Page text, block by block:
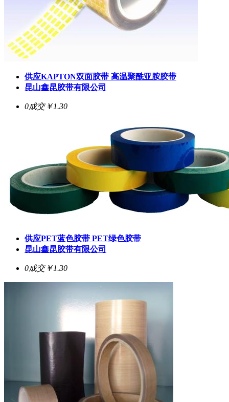
供应KAPTON双面胶带 高温聚酰亚胺胶带
昆山鑫昆胶带有限公司
0成交￥1.30
供应PET蓝色胶带 PET绿色胶带
昆山鑫昆胶带有限公司
0成交￥1.30